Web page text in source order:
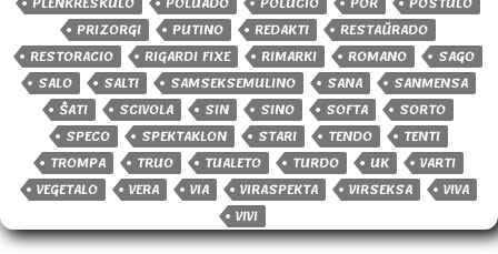
PRIZORGI
PUTINO REDAKTI
RESTAŬRADO
RESTORACIO
RIGARDI FIXE RIMARKI ROMANO
SAGO
SALO
SALTI SAMSEKSEMULINO SANA
SANMENSA
ŜATI
SCIVOLA SIN SINO SOFTA
SORTO
SPECO
SPEKTAKLON STARI TENDO
TENTI
TROMPA
TRUO TUALETO TURDO UK
VARTI
VEGETALO
VERA VIA VIRASPEKTA VIRSEKSA
VIVA
VIVI